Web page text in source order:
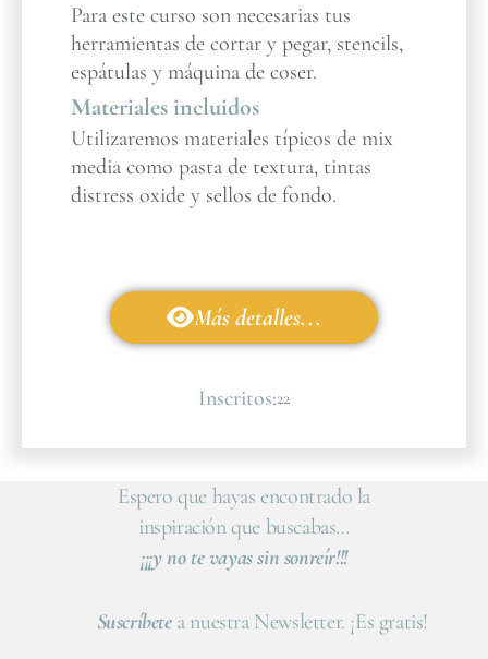
Para este curso son necesarias tus
herramientas de cortar y pegar, stencils,
espátulas y máquina de coser.
Materiales incluidos
Utilizaremos materiales típicos de mix
media como pasta de textura, tintas
distress oxide y sellos de fondo.
Más detalles...
Inscritos:22
Espero que hayas encontrado la
inspiración que buscabas…
¡¡¡y no te vayas sin sonreír!!!
Suscríbetea nuestra Newsletter. ¡Es gratis!